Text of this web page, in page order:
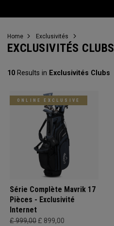
Home Exclusivités
EXCLUSIVITÉS CLUBS
10 Results in Exclusivités Clubs
ONLINE EXCLUSIVE
Série Complète Mavrik 17
Pièces - Exclusivité
Internet
£ 999,00 £ 899,00